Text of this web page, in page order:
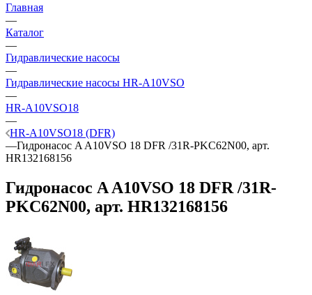
Главная
—
Каталог
—
Гидравлические насосы
—
Гидравлические насосы HR-A10VSO
—
HR-A10VSO18
—
HR-A10VSO18 (DFR)
—Гидронасос A A10VSO 18 DFR /31R-PKC62N00, арт.
HR132168156
Гидронасос A A10VSO 18 DFR /31R-
PKC62N00, арт. HR132168156